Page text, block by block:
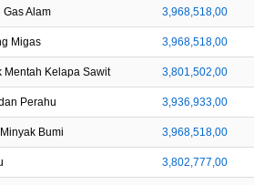
Gas Alam 3,968,518,00
Migas 3,968,518,00
Mentah Kelapa Sawit 3,801,502,00
Perahu 3,936,933,00
Bumi 3,968,518,00
3,802,777,00